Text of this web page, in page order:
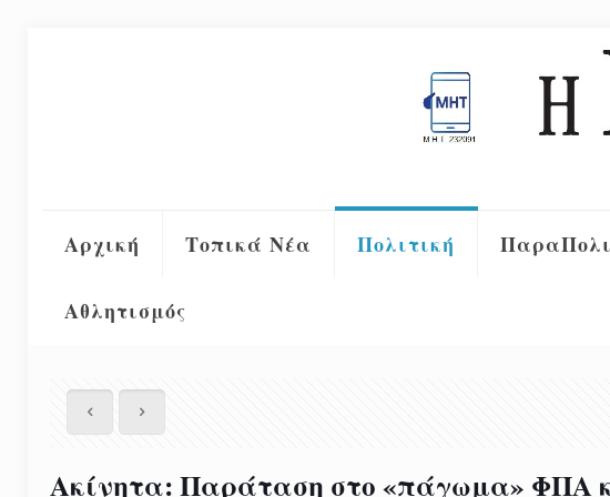
Αρχική Τοπικά Νέα Πολιτική
Αθλητισμός
Ακίνητα: Παράταση στο «πάγωμα» ΦΠΑ